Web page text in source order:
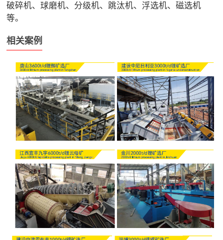
破碎机、球磨机、分级机、跳汰机、浮选机、磁选机
等。
相关案例